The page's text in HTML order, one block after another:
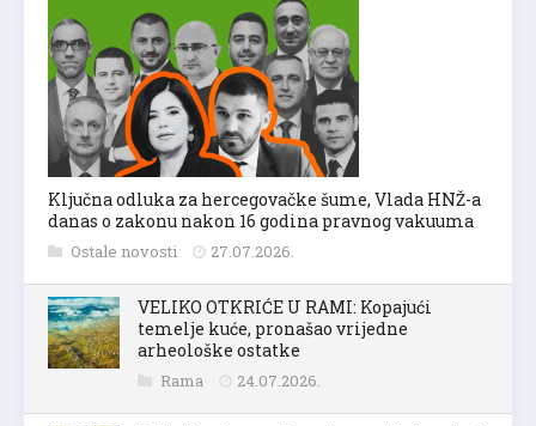
Ključna odluka za hercegovačke šume, Vlada HNŽ-a
danas o zakonu nakon 16 godina pravnog vakuuma
Ostale novosti 27.07.2026.
VELIKO OTKRIĆE U RAMI: Kopajući
temelje kuće, pronašao vrijedne
arheološke ostatke
Rama 24.07.2026.